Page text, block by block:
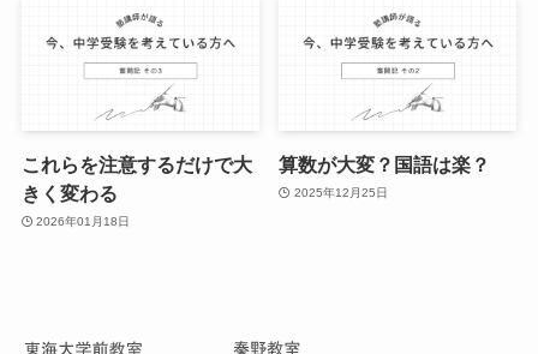
これらを注意するだけで大
きく変わる
2026年01月18日
算数が大変？国語は楽？
2025年12月25日